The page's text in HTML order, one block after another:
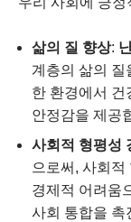
삶의 질 향상:
계층의 삶의 질
한 환경에서 건
안정감을 제공
사회적 형평성
으로써, 사회적
경제적 어려움
사회 통합을 촉